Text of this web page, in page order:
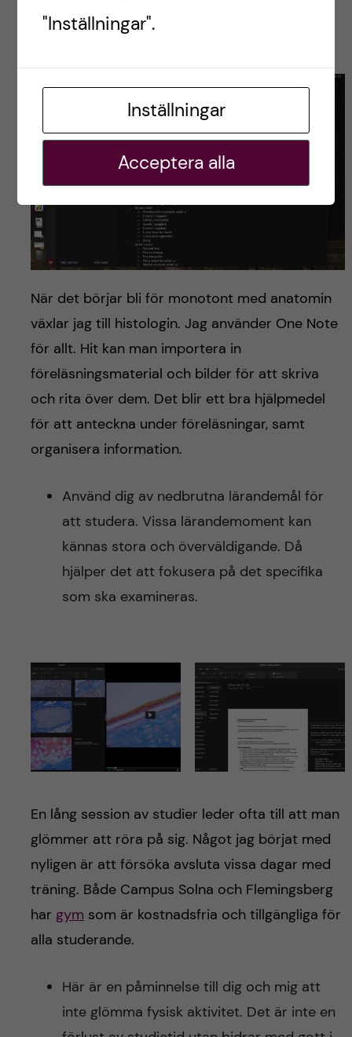
osäker över. Lita på att du kan tillräckligt
och distribuera pluggtiden mer rättvist.
När det börjar bli för monotont med anatomin
växlar jag till histologin. Jag använder One Note
för allt. Hit kan man importera in
föreläsningsmaterial och bilder för att skriva
och rita över dem. Det blir ett bra hjälpmedel
för att anteckna under föreläsningar, samt
organisera information.
Använd dig av nedbrutna lärandemål för
att studera. Vissa lärandemoment kan
kännas stora och överväldigande. Då
hjälper det att fokusera på det specifika
som ska examineras.
En lång session av studier leder ofta till att man
glömmer att röra på sig. Något jag börjat med
nyligen är att försöka avsluta vissa dagar med
träning. Både Campus Solna och Flemingsberg
har gym som är kostnadsfria och tillgängliga för
alla studerande.
Här är en påminnelse till dig och mig att
inte glömma fysisk aktivitet. Det är inte en
"Inställningar".
Inställningar
Acceptera alla